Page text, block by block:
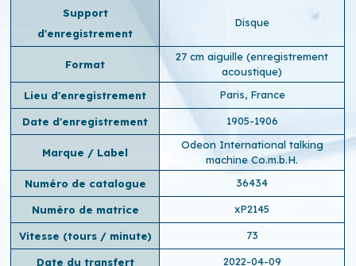
Support
d'enregistrement
Disque
Format
27 cm aiguille (enregistrement
acoustique)
Lieu d'enregistrement
Paris, France
Date d'enregistrement 1905-1906
Marque / Label
Odeon International talking
machine Co.m.b.H.
Numéro de catalogue
36434
Numéro de matrice xP2145
Vitesse (tours / minute) 73
Date du transfert 2022-04-09